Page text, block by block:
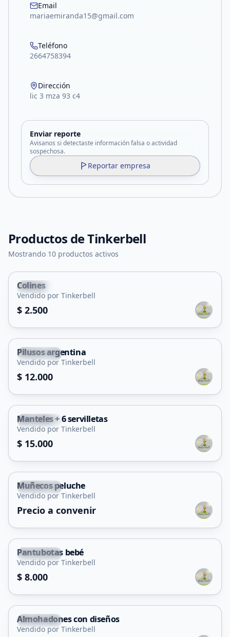
Email
mariaemiranda15@gmail.com
Teléfono
2664758394
Dirección
lic 3 mza 93 c4
Enviar reporte
Avisanos si detectaste información falsa o actividad
sospechosa.
Reportar empresa
Productos deTinkerbell
Mostrando 10 productos activos
La Punta
Colines
Vendido por Tinkerbell
$ 2.500
La Punta
Pilusos argentina
Vendido por Tinkerbell
$ 12.000
La Punta
Manteles + 6 servilletas
Vendido por Tinkerbell
$ 15.000
La Punta
Muñecos peluche
Vendido por Tinkerbell
Precio a convenir
La Punta
Pantubotas bebé
Vendido por Tinkerbell
$ 8.000
La Punta
Almohadones con diseños
Vendido por Tinkerbell